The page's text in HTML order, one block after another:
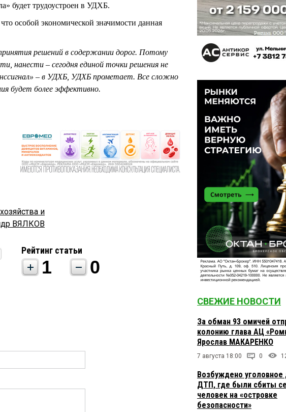
будет трудоустроен в УДХБ.
особой экономической значимости данная
решений в содержании дорог. Потому
нанести – сегодня единой точки решения не
– в УДХБ, УДХБ прометает. Все сложно
будет более эффективно.
и
ВЯЛКОВ
Рейтинг статьи
1 0
СВЕЖИЕ НОВОСТИ
За обман 93 омичей
колонию глава АЦ
Ярослав МАКАРЕНКО
7 августа 18:00 0
Возбуждено уголовное
ДТП, где были сбиты
человек на «островке
безопасности»